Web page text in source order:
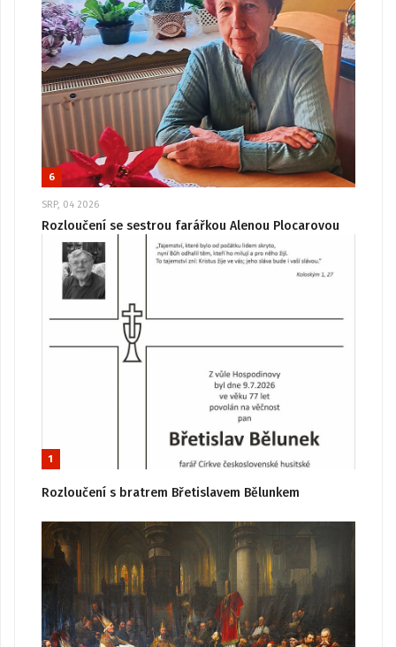
6
SRP, 04 2026
Rozloučení se sestrou farářkou Alenou Plocarovou
1
Rozloučení s bratrem Břetislavem Bělunkem